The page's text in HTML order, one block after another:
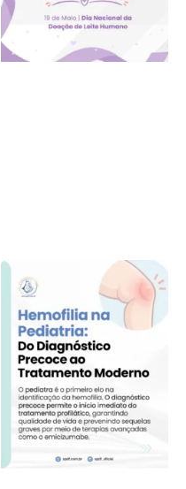
Cartilha SPDF –
Pediatra e
Amamentação